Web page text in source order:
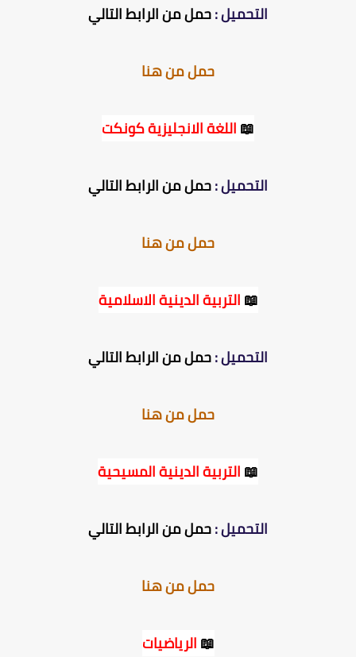
التحميل :حمل من الرابط التالي
حمل من هنا
📖اللغة الانجليزية كونكت
التحميل :حمل من الرابط التالي
حمل من هنا
📖التربية الدينية الاسلامية
التحميل :حمل من الرابط التالي
حمل من هنا
📖التربية الدينية المسيحية
التحميل :حمل من الرابط التالي
حمل من هنا
📖الرياضيات